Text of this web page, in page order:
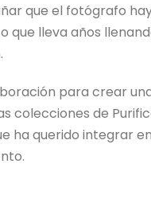
que el fotógrafo
lleva años
para crear
colecciones de
ha querido integrar